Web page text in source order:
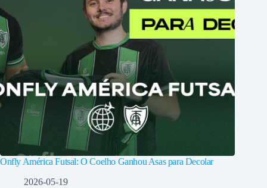
Onfly América Futsal: O Coelho Ganhou Asas para Decolar
2026-05-19